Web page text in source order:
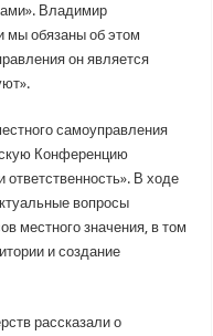
Владимир
мы обязаны об этом
он является
самоуправления
Конференцию
В ходе
вопросы
местного значения, в том
и создание
рассказали о